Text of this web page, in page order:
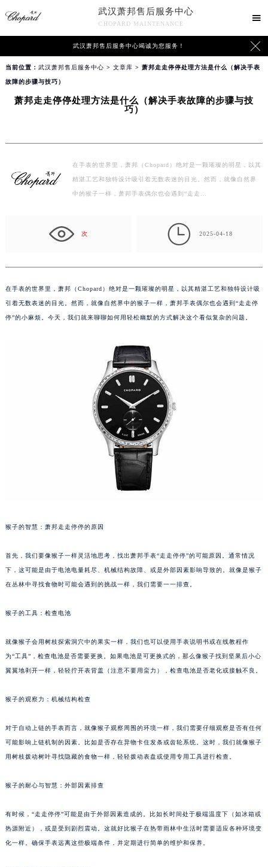
武汉萧邦售后服务中心
CHOPARD MAINTENANCE

武汉萧邦售后服务中心竭诚为您服务！ 
当前位置： 武汉萧邦售后服务中心 > 文章库 > 萧邦走走停停处理方法是什么（解决手表
故障的步骤与技巧）
萧邦走走停停处理方法是什么（解决手表故障的步骤与技
巧）
在手表的世界里，萧邦（Chopard）绝对是一颗璀璨的明星，以其
精湛工艺和独特设计吸引着无数表迷的目光。然而，就像自然界
中的猴子一样，萧邦手表偶尔也会遇到“走走…
次  2025-04-18
在手表的世界里，萧邦（Chopard）绝对是一颗璀璨的明星，以其精湛工艺和独特设计吸
引着无数表迷的目光。然而，就像自然界中的猴子一样，萧邦手表偶尔也会遇到“走走停
停”的小麻烦。今天，我们就来聊聊如何用轻松幽默的方式解决这个看似复杂的问题。
猴子的智慧：萧邦走走停停的原因
首先，我们要像猴子一样灵活地思考，找出萧邦手表“走走停停”的可能原因。通常情况
下，这可能是由于电池电量耗尽、机械结构故障、或是外部因素影响导致的。就像是猴子
在丛林中寻找食物时可能会遇到的挑战一样，我们需要一一排查。
猴子的工具：检查电池
就像猴子会用树枝探索洞穴中的果实一样，我们也可以使用手表说明书或在线教程作
为“工具”，检查电池是否需要更换。如果电池是可更换式的，那么像猴子找到坚果后小心
翼翼地剥开一样，轻轻拧开表背盖（注意不要用蛮力），检查电池是否老化或接触不良。
猴子的观察力：机械结构检查
对于自动上链的手表而言，就像猴子观察周围的环境一样，我们需要仔细观察是否有任何
可能影响上链机制的因素。比如是否存在异物卡住发条或齿轮系统。这时，我们就像猴子
用树枝拨动树叶寻找隐藏的食物一样，轻轻拨动表盘或使用专用工具进行检查。
猴子的耐心与智慧：外部因素排查
有时候，“走走停停”可能是由于外部因素造成的。比如长时间处于极端温度下（如冰箱或
热源附近），或是受到剧烈震动。这就好比猴子在热带雨林中生活时需要适应各种环境变
化一样。确保手表远离这些极端条件，并定期进行简单的维护和保养。